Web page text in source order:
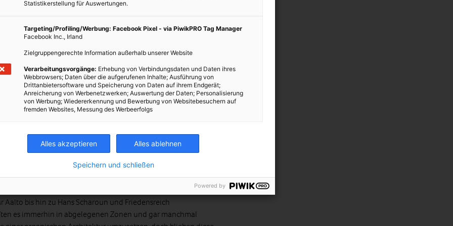
Mitwelt zu festigen und dauerhaft zu gestalten, sondern allein
großem Profit.
die Rendite eines Projekts, also der damit für den Auftraggeber
Gewinn zum Maßstab wurde und nicht mehr die Qualität. Statt
Umgebung, der regionalen Landschaft eingebettet sind,
gebaut, in die Menschen, wie in „Käfighaltung“ gesperrt
in Dessau, im Jahre 1992 verteidigten noch „ostdeutsche“
als konsequente Weiterentwicklung der „Moderne“ des
hatten ihnen allerdings kaum Besseres entgegenzusetzen.
zerbombten Städte mit ihren Neubauten endgültig zerstört. So
Stadtkerne in der DDR oft ihre Qualität – einer
sogar noch „gerettet“ werden.
Unsinn abgetan
was und wie gebaut wird, haben alle Versuche noch
Die „großen Architekten“, wie Frank Lloyd Wright,
bis hin zu Hans Scharoun und Friedensreich
es immerhin in abgelegenen Zonen und gar manchmal
Statistikerstellung für Auswertungen.
Targeting/Profiling/Werbung: Facebook Pixel - via PiwikPRO Tag Manager
Facebook Inc., Irland
Zielgruppengerechte Information außerhalb unserer Website
Verarbeitungsvorgänge: Erhebung von Verbindungsdaten und Daten ihres
Webbrowsers; Daten über die aufgerufenen Inhalte; Ausführung von
Drittanbietersoftware und Speicherung von Daten auf ihrem Endgerät;
Anreicherung von Werbenetzwerken; Auswertung der Daten; Personalisierung
von Werbung; Wiedererkennung und Bewerbung von Websitebesuchern auf
fremden Websites, Messung des Werbeerfolgs
Alles akzeptieren Alles ablehnen
Speichern und schließen
Powered by